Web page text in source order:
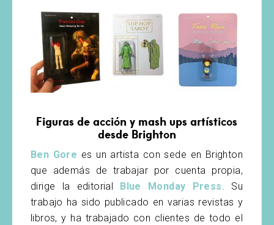
Figuras de acción y mash ups artísticos
desde Brighton
Ben Gore es un artista con sede en Brighton
que además de trabajar por cuenta propia,
dirige la editorial Blue Monday Press. Su
trabajo ha sido publicado en varias revistas y
libros, y ha trabajado con clientes de todo el